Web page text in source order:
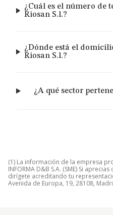
¿Cuál es el número de
Riosan S.l.?
¿Dónde está el
Riosan S.l.?
¿A qué sector
(1) La información de la empresa
INFORMA D&B S.A. (SME) Si
dirígete acreditando tu
Avenida de Europa, 19, 28108,